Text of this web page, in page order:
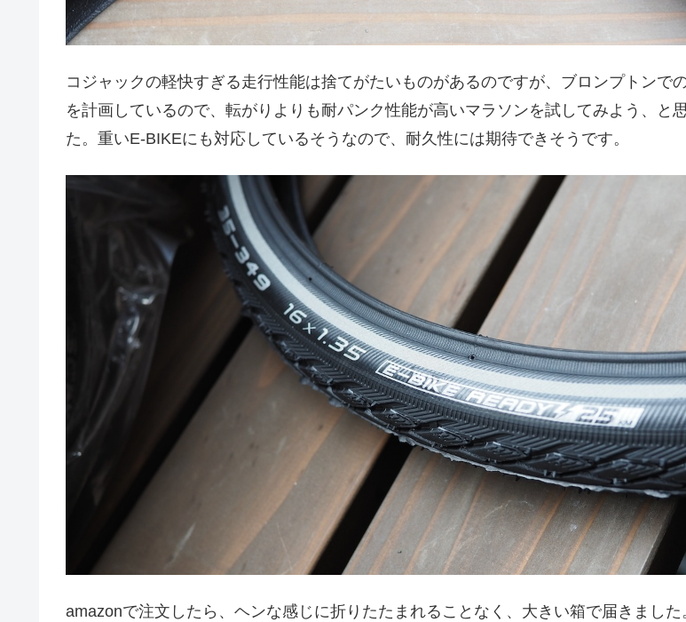
コジャックの軽快すぎる走行性能は捨てがたいものがあるのですが、ブロンプトンで
を計画しているので、転がりよりも耐パンク性能が高いマラソンを試してみよう、と
た。重いE-BIKEにも対応しているそうなので、耐久性には期待できそうです。
amazonで注文したら、ヘンな感じに折りたたまれることなく、大きい箱で届きまし